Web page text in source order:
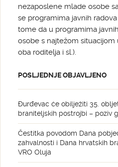
nezaposlene mlade osobe
se programima javnih
tome da u programima
osobe s najtežom
oba roditelja i sl.).
POSLJEDNJE OBJAVLJENO
Đurđevac će obilježiti 35.
braniteljskih postrojbi – poziv
Čestitka povodom Dana
zahvalnosti i Dana hrvatskih
VRO Oluja